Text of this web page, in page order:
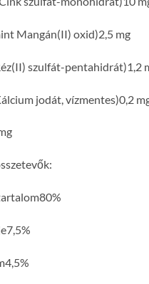
Mangán(II) oxid)2,5 mg
szulfát-pentahidrát)1,2
jodát, vízmentes)0,2